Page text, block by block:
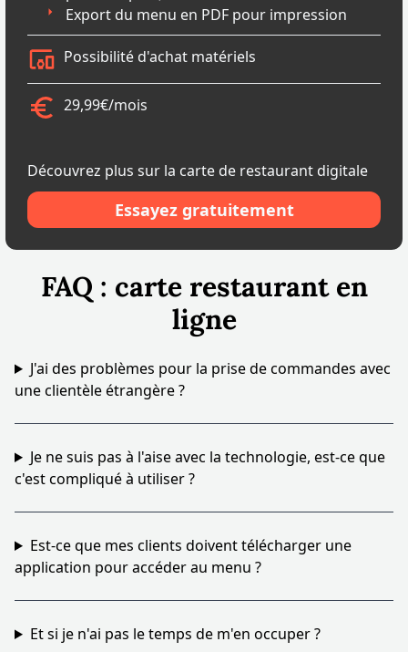
FAQ : carte restaurant en
ligne
J'ai des problèmes pour la prise de commandes avec
une clientèle étrangère ?
Je ne suis pas à l'aise avec la technologie, est-ce que
c'est compliqué à utiliser ?
Est-ce que mes clients doivent télécharger une
application pour accéder au menu ?
Et si je n'ai pas le temps de m'en occuper ?
Export du menu en PDF pour impression
Possibilité d'achat matériels
29,99€/mois
Découvrez plus sur la carte de restaurant digitale
Essayez gratuitement